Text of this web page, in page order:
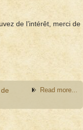
de l’intérêt, merci de
Read more...